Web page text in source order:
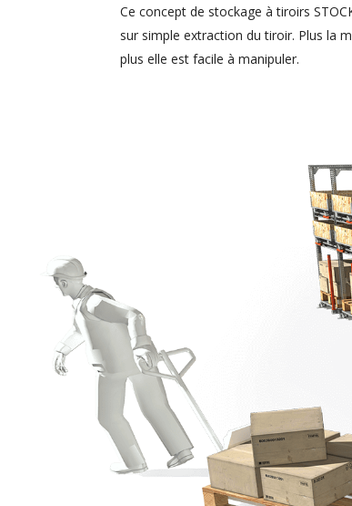
Ce concept de stockage à tiroirs
sur simple extraction du tiroir. Plus la
plus elle est facile à manipuler.